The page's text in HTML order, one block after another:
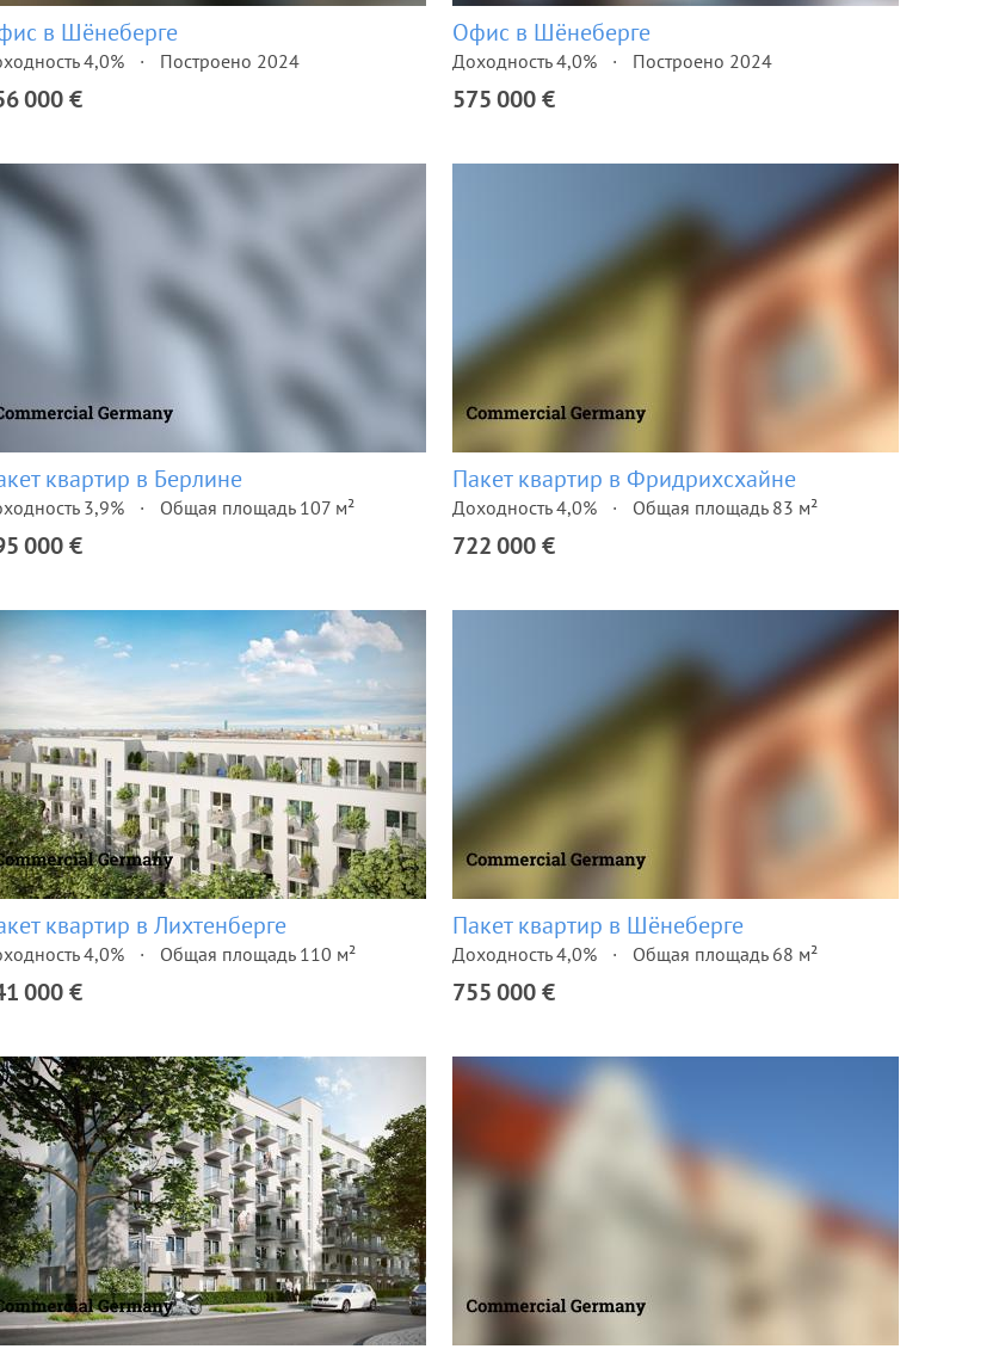
в Шёнеберге
4,0% Построено 2024
000 €
Офис в Шёнеберге
Доходность 4,0% Построено 2024
575 000 €
квартир в Берлине
3,9% Общая площадь 107 м²
000 €
Пакет квартир в Фридрихсхайне
Доходность 4,0% Общая площадь 83 м²
722 000 €
квартир в Лихтенберге
4,0% Общая площадь 110 м²
000 €
Пакет квартир в Шёнеберге
Доходность 4,0% Общая площадь 68 м²
755 000 €